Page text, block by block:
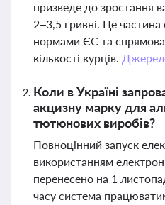
призведе до зростання
2–3,5 гривні. Це частина
нормами ЄС та
кількості курців.
Коли в Україні
акцизну марку для
тютюнових виробів?
Повноцінний запуск
використанням
перенесено на 1
часу система